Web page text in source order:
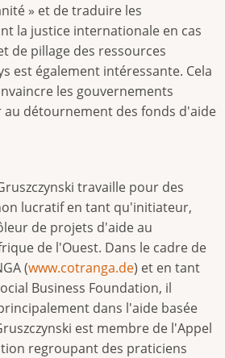
» et de traduire les
la justice internationale en cas
de pillage des ressources
est également intéressante. Cela
les gouvernements
détournement des fonds d'aide
travaille pour des
lucratif en tant qu'initiateur,
de projets d'aide au
de l'Ouest. Dans le cadre de
(www.cotranga.de) et en tant
Business Foundation, il
dans l'aide basée
est membre de l'Appel
regroupant des praticiens